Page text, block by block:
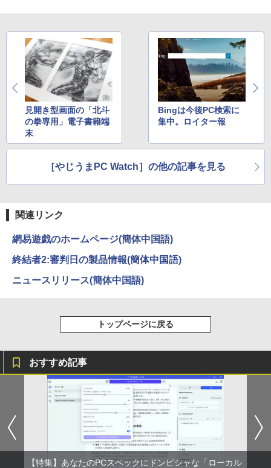
￥250
On My Road (Stadium ver.)
￥250
On My Road (Stadium ver.)
￥250
￥1,117
by Amazon 炭酸水 ラベルレス 500ml ×24本
強炭酸水 ペットボトル 500ミリリットル (Sm
art Basic)
￥1,625
みきった日本の水 2L 8本 ラベルレス [ ケース
￥594
HUNTER×HUNTER モノクロ版 39 (ジャンプ
コミックスDIGITAL)
￥572
スーパーの裏でヤニ吸うふたり 9巻 (デジタル
見開き型画面の「北斗
の拳専用」電子書籍端
末
Bingは今後PC検索に
集中。ロイター報
［やじうまPC Watch］の他の記事を見る
関連リンク
網易遊戯のホームページ(簡体中国語)
終結者2:審判日の製品情報(簡体中国語)
ニュースリリース(簡体中国語)
トップページに戻る
おすすめ記事
【特集】あなたのPCスペックにドンピシャな「ローカル